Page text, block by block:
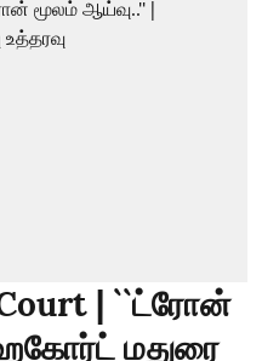
| ``ட்ரோன்
மதுரை